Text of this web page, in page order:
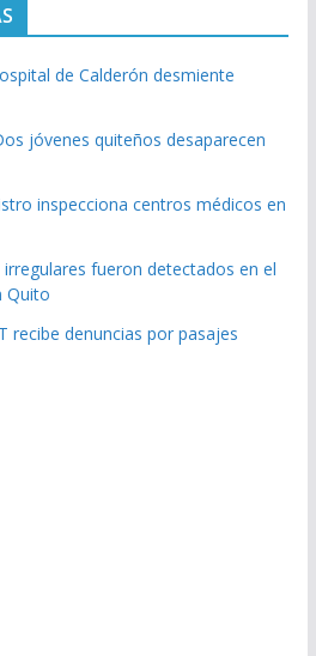
de Calderón desmiente
jóvenes quiteños desaparecen
inspecciona centros médicos en
fueron detectados en el
Quito
recibe denuncias por pasajes